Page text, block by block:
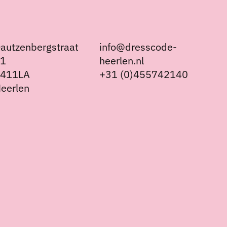
info@dresscode-
heerlen.nl
+31 (0)455742140